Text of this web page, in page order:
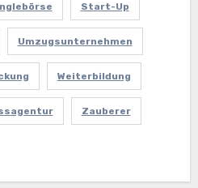
Start-Up
Umzugsunternehmen
Weiterbildung
Zauberer